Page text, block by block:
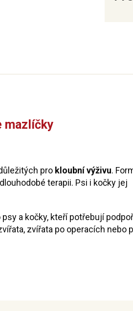
mazlíčky
pro kloubní výživu.
terapii. Psi i kočky jej
psy a kočky, kteří potřebují
zvířata po operacích nebo